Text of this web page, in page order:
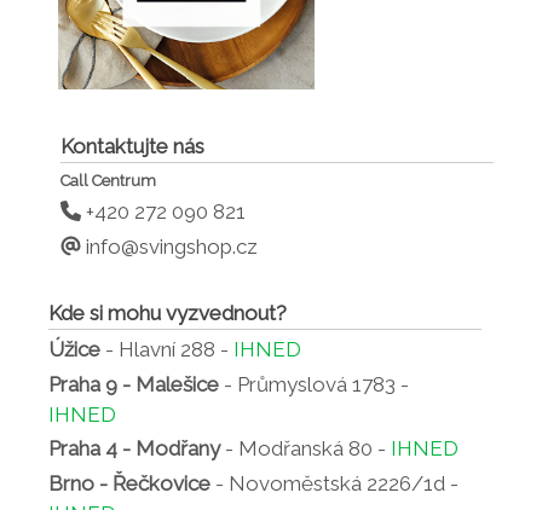
Kontaktujte nás
Call Centrum
+420 272 090 821
info@svingshop.cz
Kde si mohu vyzvednout?
Úžice - Hlavní 288 - IHNED
Praha 9 - Malešice - Průmyslová 1783 -
IHNED
Praha 4 - Modřany- Modřanská 80 - IHNED
Brno - Řečkovice - Novoměstská 2226/1d -